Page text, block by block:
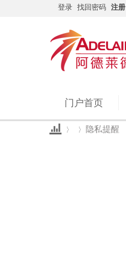
登录 找回密码 注册
门户首页
隐私提醒